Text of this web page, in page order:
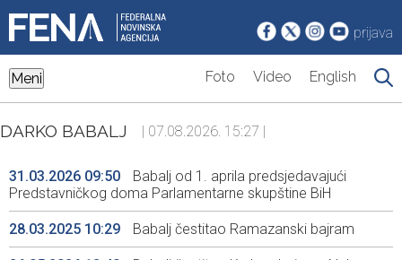
prijava
Meni Foto Video English
DARKO BABALJ | 07.08.2026. 15:27 |
31.03.2026 09:50
Babalj od 1. aprila predsjedavajući
Predstavničkog doma Parlamentarne skupštine BiH
28.03.2025 10:29 Babalj čestitao Ramazanski bajram